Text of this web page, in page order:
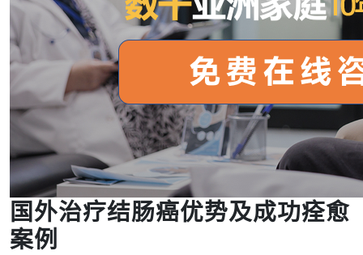
国外治疗结肠癌优势及成功痊愈
案例